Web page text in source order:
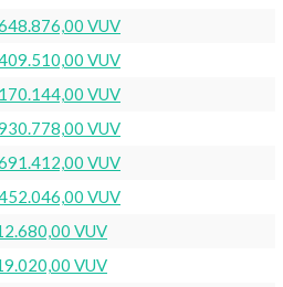
VUV
VUV
VUV
VUV
VUV
VUV
VUV
VUV